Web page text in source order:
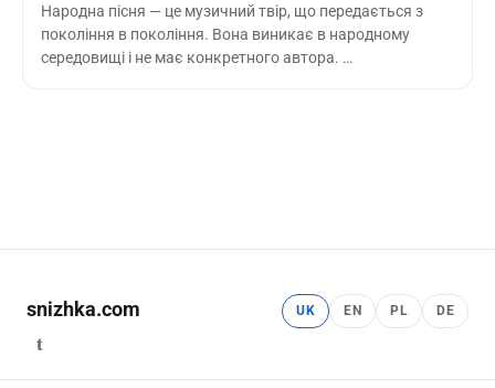
Народна пісня — це музичний твір, що передається з
покоління в покоління. Вона виникає в народному
середовищі і не має конкретного автора. …
snizhka.com
t
UK EN PL DE